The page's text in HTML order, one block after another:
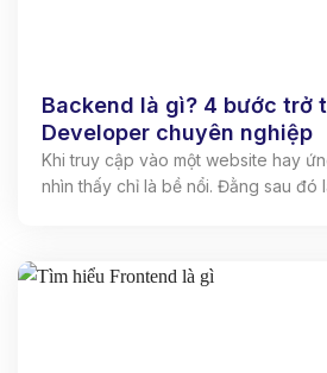
Backend là gì? 4 bước trở
Developer chuyên nghiệp
Khi truy cập vào một website hay
nhìn thấy chỉ là bề nổi. Đằng sau đó